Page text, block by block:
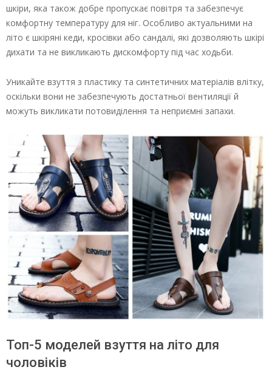
шкіри, яка також добре пропускає повітря та забезпечує
комфортну температуру для ніг. Особливо актуальними на
літо є шкіряні кеди, кросівки або сандалі, які дозволяють шкірі
дихати та не викликають дискомфорту під час ходьби.
Уникайте взуття з пластику та синтетичних матеріалів влітку,
оскільки вони не забезпечують достатньої вентиляції й
можуть викликати потовиділення та неприємні запахи.
Топ-5 моделей взуття на літо для
чоловіків